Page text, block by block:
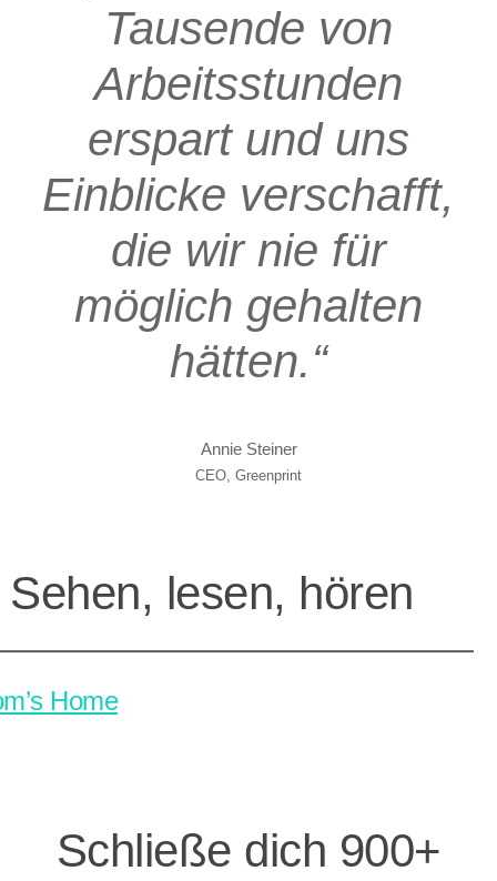
Tausende von
Arbeitsstunden
erspart und uns
Einblicke verschafft,
die wir nie für
möglich gehalten
hätten.“
Annie Steiner
CEO, Greenprint
Sehen, lesen, hören
Home
Schließe dich 900+